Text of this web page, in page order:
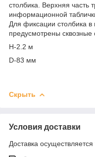
столбика. Верхняя часть
информационной
Для фиксации столбика в
предусмотрены сквозные
H-2.2 м
D-83 мм
Скрыть
Условия доставки
Доставка